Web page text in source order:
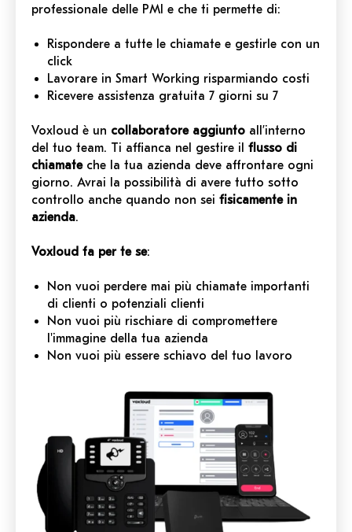
professionale delle PMI e che ti permette di:
Rispondere a tutte le chiamate e gestirle con un
click
Lavorare in Smart Working risparmiando costi
Ricevere assistenza gratuita 7 giorni su 7
Voxloud è un collaboratore aggiunto all’interno
del tuo team. Ti affianca nel gestire il flusso di
chiamateche la tua azienda deve affrontare ogni
giorno. Avrai la possibilità di avere tutto sotto
controllo anche quando non sei fisicamente in
azienda.
Voxloud fa per te se:
Non vuoi perdere mai più chiamate importanti
di clienti o potenziali clienti
Non vuoi più rischiare di compromettere
l'immagine della tua azienda
Non vuoi più essere schiavo del tuo lavoro